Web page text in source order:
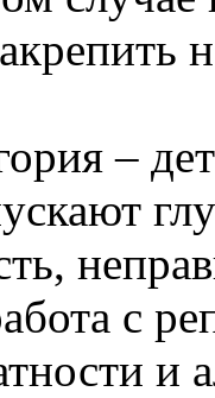
–
с